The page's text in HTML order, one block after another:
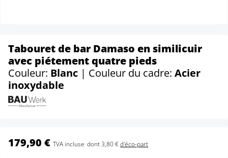
Tabouret de bar Damaso en similicuir
avec piétement quatre pieds
Couleur: Blanc | Couleur du cadre: Acier
inoxydable
179,90 € TVA incluse dont 3,80 €d'éco-part